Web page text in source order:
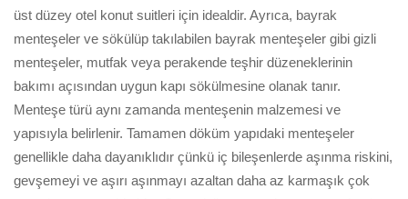
üst düzey otel konut suitleri için idealdir. Ayrıca, bayrak
menteşeler ve sökülüp takılabilen bayrak menteşeler gibi gizli
menteşeler, mutfak veya perakende teşhir düzeneklerinin
bakımı açısından uygun kapı sökülmesine olanak tanır.
Menteşe türü aynı zamanda menteşenin malzemesi ve
yapısıyla belirlenir. Tamamen döküm yapıdaki menteşeler
genellikle daha dayanıklıdır çünkü iç bileşenlerde aşınma riskini,
gevşemeyi ve aşırı aşınmayı azaltan daha az karmaşık çok